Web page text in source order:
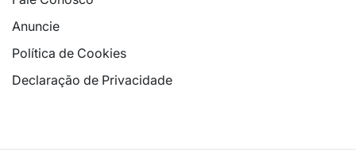
Anuncie
Política de Cookies
Declaração de Privacidade